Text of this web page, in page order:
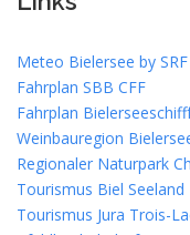
Meteo Bielersee by SRF
Fahrplan SBB CFF
Fahrplan
Weinbauregion
Regionaler Naturpark
Tourismus Biel Seeland
Tourismus Jura Trois-